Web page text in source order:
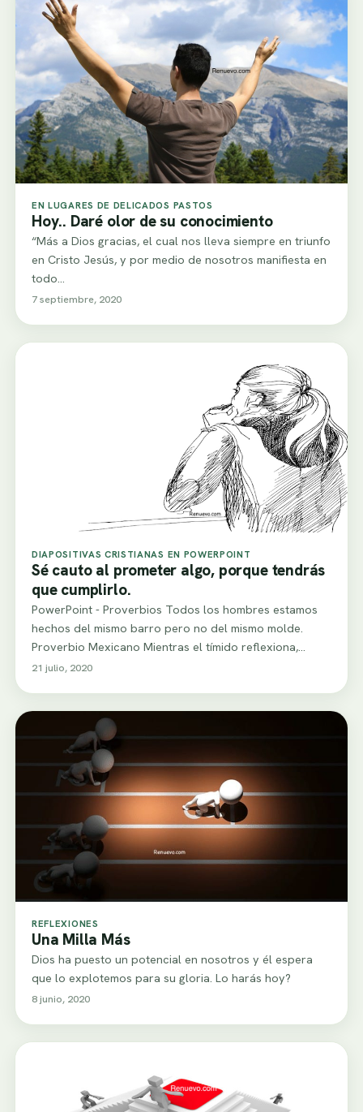
EN LUGARES DE DELICADOS PASTOS
Hoy.. Daré olor de su conocimiento
“Más a Dios gracias, el cual nos lleva siempre en triunfo
en Cristo Jesús, y por medio de nosotros manifiesta en
todo…
7 septiembre, 2020
DIAPOSITIVAS CRISTIANAS EN POWERPOINT
Sé cauto al prometer algo, porque tendrás
que cumplirlo.
PowerPoint - Proverbios Todos los hombres estamos
hechos del mismo barro pero no del mismo molde.
Proverbio Mexicano Mientras el tímido reflexiona,…
21 julio, 2020
REFLEXIONES
Una Milla Más
Dios ha puesto un potencial en nosotros y él espera
que lo explotemos para su gloria. Lo harás hoy?
8 junio, 2020